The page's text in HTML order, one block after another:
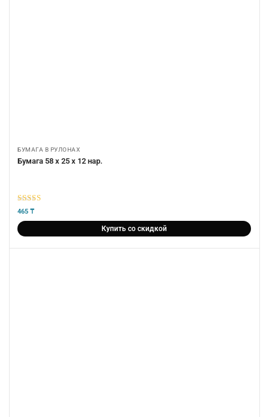
БУМАГА В РУЛОНАХ
Бумага 58 х 25 х 12 нар.
5из 5
465 ₸
Купить со скидкой